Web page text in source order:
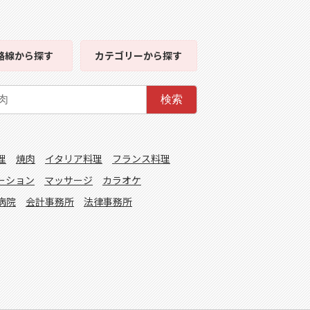
線から探す カテゴリーから探す
検索
焼肉 イタリア料理
フランス料理
ション マッサージ
カラオケ
院 会計事務所 法律事務所